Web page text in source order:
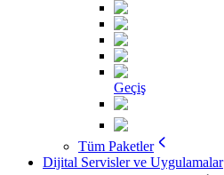
Geçiş
Tüm Paketler
Dijital Servisler ve Uygulamalar